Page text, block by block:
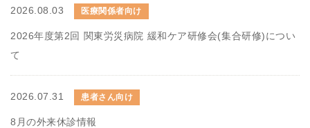
2026.08.03 医療関係者向け
2026年度第2回 関東労災病院 緩和ケア研修会(集合研修)につい
て
2026.07.31 患者さん向け
8月の外来休診情報